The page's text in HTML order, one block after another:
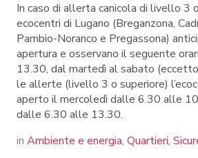
In caso di allerta canicola di livello 3
ecocentri di Lugano (Breganzona,
Pambio-Noranco e Pregassona)
apertura e osservano il seguente
13.30, dal martedì al sabato
le allerte (livello 3 o superiore)
aperto il mercoledì dalle 6.30 alle
dalle 6.30 alle 13.30.
in Ambiente e energia, Quartieri,